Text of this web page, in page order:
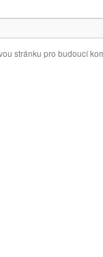
stránku pro budoucí